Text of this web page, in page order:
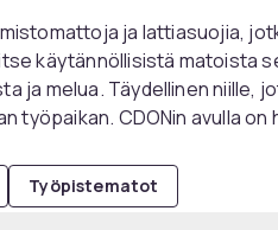
ja lattiasuojia,
käytännöllisistä matoista
ja melua. Täydellinen niille,
työpaikan. CDONin avulla
Työpistematot